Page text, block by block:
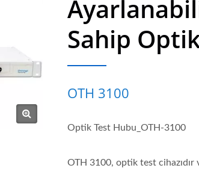
Sahip
OTH 3100
Optik Test Hubu_OTH-3100
OTH 3100, optik test cihazıdır